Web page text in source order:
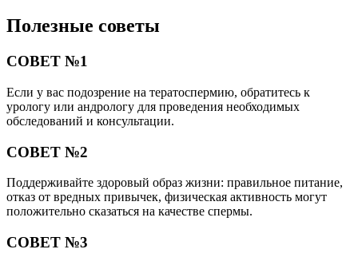
Полезные советы
СОВЕТ №1
Если у вас подозрение на тератоспермию, обратитесь к
урологу или андрологу для проведения необходимых
обследований и консультации.
СОВЕТ №2
Поддерживайте здоровый образ жизни: правильное питание,
отказ от вредных привычек, физическая активность могут
положительно сказаться на качестве спермы.
СОВЕТ №3